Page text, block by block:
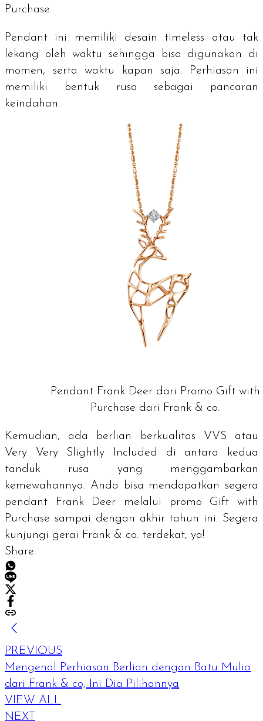
Purchase.
Pendant ini memiliki desain timeless atau tak
lekang oleh waktu sehingga bisa digunakan di
momen, serta waktu kapan saja. Perhiasan ini
memiliki bentuk rusa sebagai pancaran
keindahan.
Pendant Frank Deer dari Promo Gift with
Purchase dari Frank & co.
Kemudian, ada berlian berkualitas VVS atau
Very Very Slightly Included di antara kedua
tanduk rusa yang menggambarkan
kemewahannya. Anda bisa mendapatkan segera
pendant
Frank Deer melalui promo Gift with
Purchase sampai dengan akhir tahun ini. Segera
kunjungi gerai Frank & co. terdekat, ya!
Share:
PREVIOUS
Mengenal Perhiasan Berlian dengan Batu Mulia
dari Frank & co, Ini Dia Pilihannya
VIEW ALL
NEXT